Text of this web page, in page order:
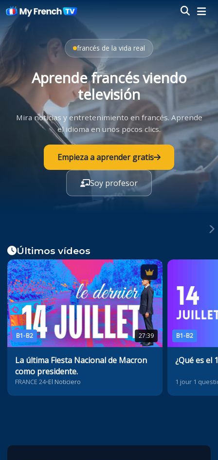
francés de la vida real
Aprende francés viendo
televisión
Mira noticias y entretenimiento en francés. Aprende
el idioma en unos pocos clics.
Empieza a aprender gratis
Soy profesor
Últimos vídeos
B1-B2 27:39
La última Fiesta Nacional de Macron
como presidente.
FRANCE 24•El Noticiero
B1-B2
¿Qué es el
1 jour 1